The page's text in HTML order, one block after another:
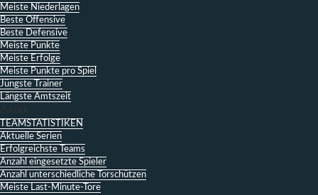
Meiste Niederlagen
Beste Offensive
Beste Defensive
Meiste Punkte
Meiste Erfolge
Meiste Punkte pro Spiel
Jüngste Trainer
Längste Amtszeit
Zurück
TEAMSTATISTIKEN
Aktuelle Serien
Erfolgreichste Teams
Anzahl eingesetzte Spieler
Anzahl unterschiedliche Torschützen
Meiste Last-Minute-Tore